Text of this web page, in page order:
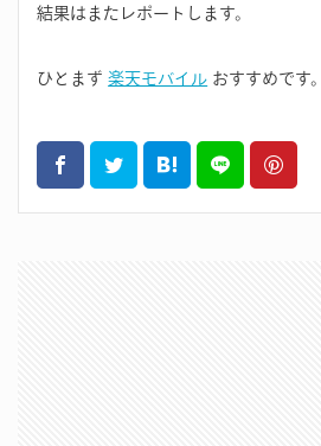
結果はまたレポートします。
ひとまず 楽天モバイル おすすめです。